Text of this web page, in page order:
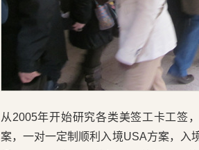
从2005年开始研究各类美签工卡工签
案，一对一定制顺利入境USA方案，入